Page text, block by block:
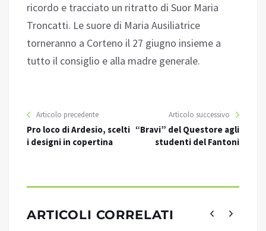
ricordo e tracciato un ritratto di Suor Maria
Troncatti. Le suore di Maria Ausiliatrice
torneranno a Corteno il 27 giugno insieme a
tutto il consiglio e alla madre generale.
Articolo precedente
Pro loco di Ardesio, scelti
i designi in copertina
Articolo successivo
“Bravi” del Questore agli
studenti del Fantoni
ARTICOLI CORRELATI